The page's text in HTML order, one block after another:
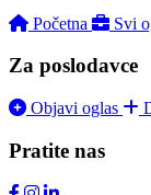
Početna Svi
Za poslodavce
Objavi oglas
Pratite nas